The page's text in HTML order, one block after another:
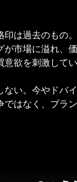
は過去のもの
が市場に溢れ、
欲を刺激してい
ない。今やドバ
はなく、ブラ